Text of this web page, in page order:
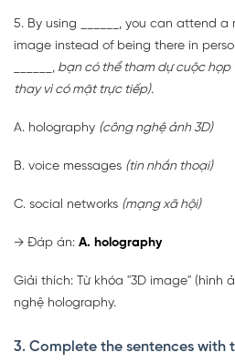
5. By using ______, you can attend a
image instead of being there in
______, bạn có thể tham dự cuộc
thay vì có mặt trực tiếp).
A. holography (công nghệ ảnh 3D)
B. voice messages (tin nhắn thoại)
C. social networks (mạng xã hội)
→ Đáp án: A. holography
Giải thích: Từ khóa "3D image" (hình
nghệ holography.
3. Complete the sentences with